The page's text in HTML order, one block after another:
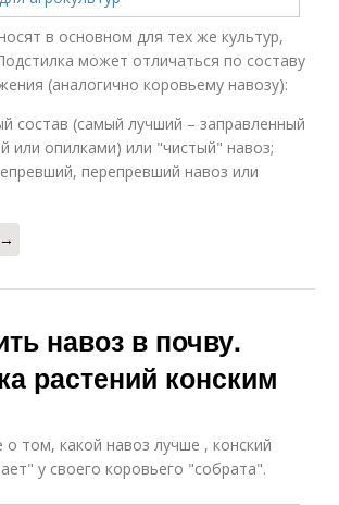
в основном для тех же культур,
может отличаться по составу
(аналогично коровьему навозу):
состав (самый лучший – заправленный
или опилками) или "чистый" навоз;
перепревший навоз или
навоз в почву.
растений конским
том, какой навоз лучше , конский
у своего коровьего "собрата".